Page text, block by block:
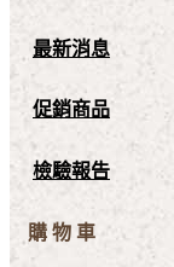
最新消息
促銷商品
檢驗報告
購 物 車